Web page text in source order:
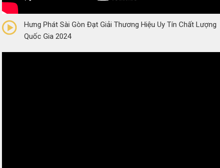
(0 Reviews)
Hưng Phát Sài Gòn Đạt Giải Thương Hiệu Uy Tín Chất Lượng
Quốc Gia 2024